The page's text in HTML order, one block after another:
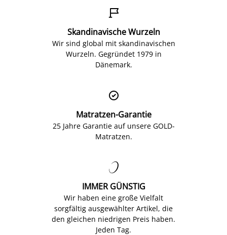

Skandinavische Wurzeln
Wir sind global mit skandinavischen
Wurzeln. Gegründet 1979 in
Dänemark.

Matratzen-Garantie
25 Jahre Garantie auf unsere GOLD-
Matratzen.

IMMER GÜNSTIG
Wir haben eine große Vielfalt
sorgfältig ausgewählter Artikel, die
den gleichen niedrigen Preis haben.
Jeden Tag.